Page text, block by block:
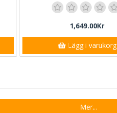
1,649.00Kr
Lägg i varukorg
Mer...